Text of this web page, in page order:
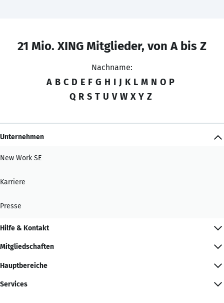
21 Mio. XING Mitglieder, von A bis Z
Nachname:
A B C D E F G H I J K L M N O P
Q R S T U V W X Y Z
Unternehmen
New Work SE
Karriere
Presse
Hilfe & Kontakt
Mitgliedschaften
Hauptbereiche
Services